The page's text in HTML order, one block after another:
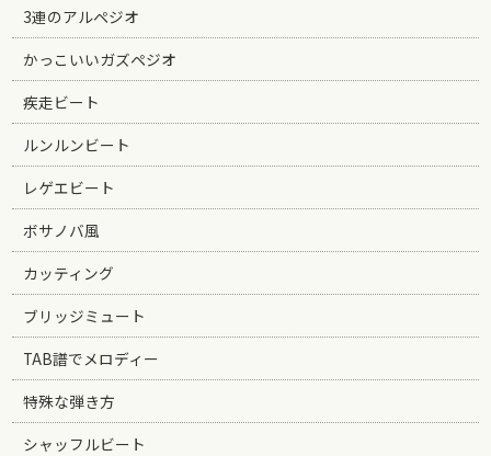
3連のアルペジオ
かっこいいガズペジオ
疾走ビート
ルンルンビート
レゲエビート
ボサノバ風
カッティング
ブリッジミュート
TAB譜でメロディー
特殊な弾き方
シャッフルビート